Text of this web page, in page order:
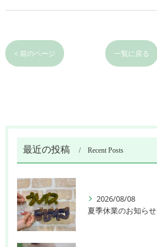
< 前のページ 一覧に戻る
最近の投稿 Recent Posts
2026/08/08
夏季休業のお知らせ